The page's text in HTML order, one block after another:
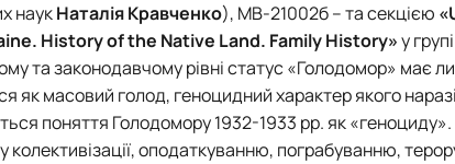
наукНаталія Кравченко), МВ-21002б – тасекцією
History of the Native Land. Family History»у
та законодавчому рівні статус «Голодомор» має
як масовий голод, геноцидний характер якого
поняття Голодомору 1932-1933 рр. як
колективізації, оподаткуванню, пограбуванню,